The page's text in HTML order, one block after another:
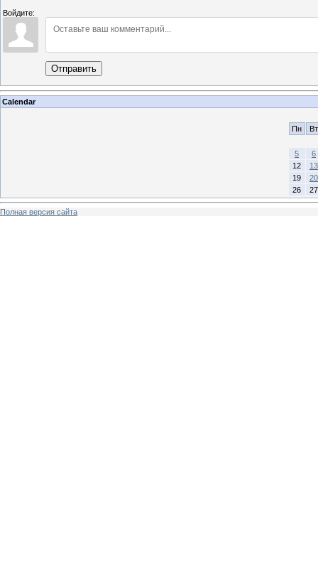
Войдите:
Отправить
Calendar
Пн Вт
5
6
12
13
19
20
26
27
Полная версия сайта